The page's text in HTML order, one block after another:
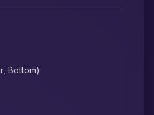
Bottom)